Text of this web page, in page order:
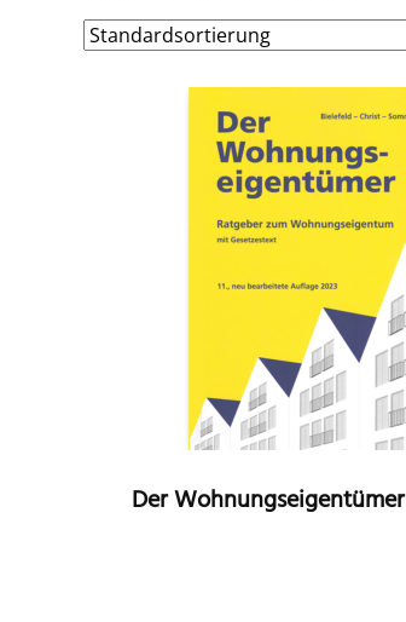
Der Wohnungseigentümer